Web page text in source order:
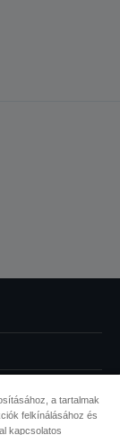
a tartalmak
felkínálásához és
kapcsolatos